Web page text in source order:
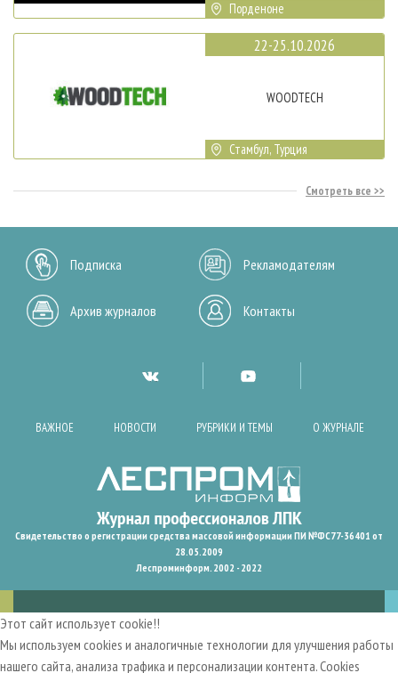
Порденоне
22-25.10.2026
WOODTECH
Стамбул, Турция
Смотреть все
Подписка Рекламодателям
Архив журналов Контакты
ВАЖНОЕ НОВОСТИ РУБРИКИ И ТЕМЫ О ЖУРНАЛЕ
Свидетельство о регистрации средства массовой информации ПИ №ФС77-36401 от
28.05.2009
Леспроминформ. 2002 - 2022
Этот сайт использует cookie!!
Мы используем cookies и аналогичные технологии для улучшения работы
нашего сайта, анализа трафика и персонализации контента. Cookies